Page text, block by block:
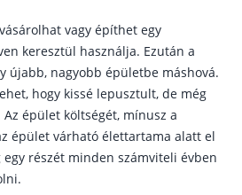
életbiztosítás
életbiztosítás 🛡
megtakarításos életbiztosítás
kombinált életbiztosítás
életbiztosítás
vagy építhet egy
keresztül használja. Ezután a
újabb, nagyobb épületbe máshová.
hogy kissé lepusztult, de még
épület költségét, mínusz a
épület várható élettartama alatt el
egy részét minden számviteli évben